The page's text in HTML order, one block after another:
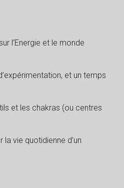
l’Energie et le monde
et un temps
et les chakras (ou centres
vie quotidienne d’un